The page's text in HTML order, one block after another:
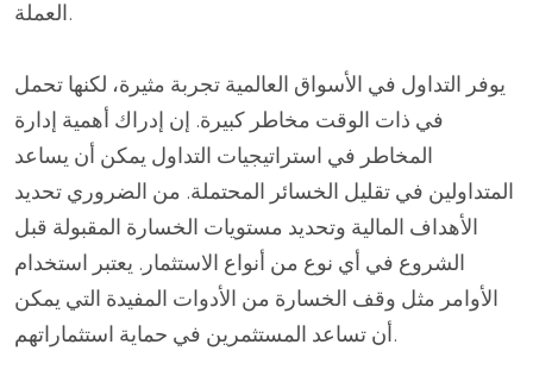
العملة.
يوفر التداول في الأسواق العالمية تجربة مثيرة، لكنها تحمل
في ذات الوقت مخاطر كبيرة. إن إدراك أهمية إدارة
المخاطر في استراتيجيات التداول يمكن أن يساعد
المتداولين في تقليل الخسائر المحتملة. من الضروري تحديد
الأهداف المالية وتحديد مستويات الخسارة المقبولة قبل
الشروع في أي نوع من أنواع الاستثمار. يعتبر استخدام
الأوامر مثل وقف الخسارة من الأدوات المفيدة التي يمكن
أن تساعد المستثمرين في حماية استثماراتهم.